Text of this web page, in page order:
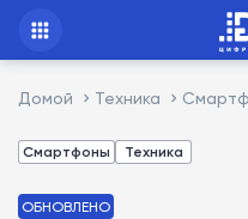
Домой Техника
Смартфоны Техника
ОБНОВЛЕНО